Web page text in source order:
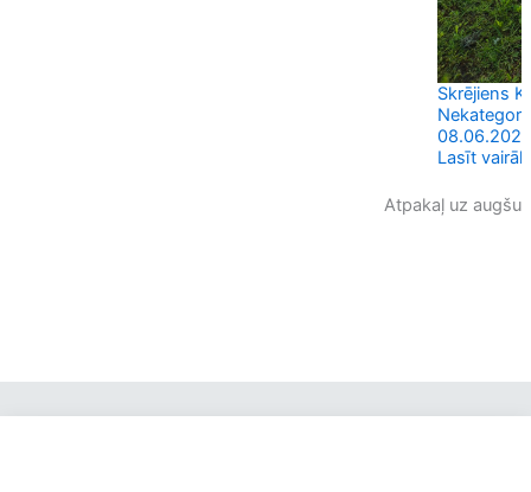
Skrējiens
08.06.2026
Lasīt vairāk
Atpakaļ uz augšu